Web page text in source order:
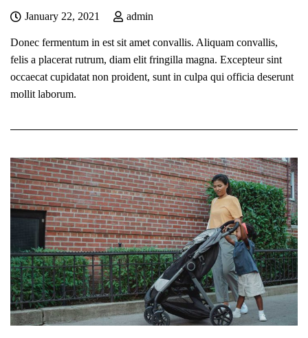
January 22, 2021 admin
Donec fermentum in est sit amet convallis. Aliquam convallis,
felis a placerat rutrum, diam elit fringilla magna. Excepteur sint
occaecat cupidatat non proident, sunt in culpa qui officia deserunt
mollit laborum.